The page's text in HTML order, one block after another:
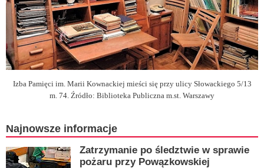
Izba Pamięci im. Marii Kownackiej mieści się przy ulicy Słowackiego 5/13
m. 74. Źródło: Biblioteka Publiczna m.st. Warszawy
Najnowsze informacje
Zatrzymanie po śledztwie w sprawie
pożaru przy Powązkowskiej